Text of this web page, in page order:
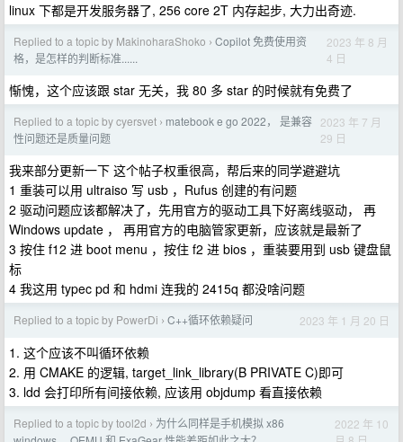
linux 下都是开发服务器了, 256 core 2T 内存起步, 大力出奇迹.
Replied to a topic by MakinoharaShoko › Copilot 免费使用资
格，是怎样的判断标准......
2023 年 8 月
4 日
惭愧，这个应该跟 star 无关，我 80 多 star 的时候就有免费了
Replied to a topic by cyersvet › matebook e go 2022， 是兼容
性问题还是质量问题
2023 年 7 月
29 日
我来部分更新一下 这个帖子权重很高，帮后来的同学避避坑
1 重装可以用 ultraiso 写 usb ，Rufus 创建的有问题
2 驱动问题应该都解决了，先用官方的驱动工具下好离线驱动， 再
Windows update ， 再用官方的电脑管家更新，应该就是最新了
3 按住 f12 进 boot menu ，按住 f2 进 bios ，重装要用到 usb 键盘鼠
标
4 我这用 typec pd 和 hdmi 连我的 2415q 都没啥问题
Replied to a topic by PowerDi › C++循环依赖疑问 2023 年 1 月 20 日
1. 这个应该不叫循环依赖
2. 用 CMAKE 的逻辑, target_link_library(B PRIVATE C)即可
3. ldd 会打印所有间接依赖, 应该用 objdump 看直接依赖
Replied to a topic by tool2d › 为什么同样是手机模拟 x86
2022 年 10